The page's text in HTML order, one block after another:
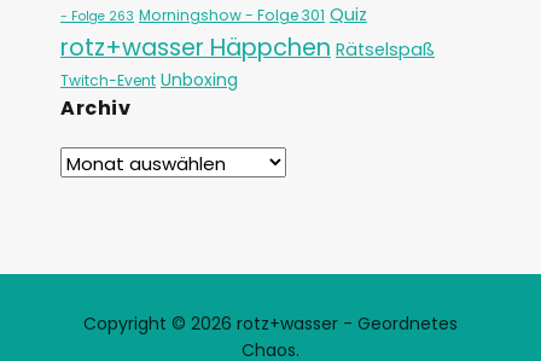
- Folge 263 Morningshow - Folge 301 Quiz
rotz+wasser Häppchen Rätselspaß
Twitch-Event Unboxing
Archiv
Copyright © 2026 rotz+wasser - Geordnetes
Chaos.